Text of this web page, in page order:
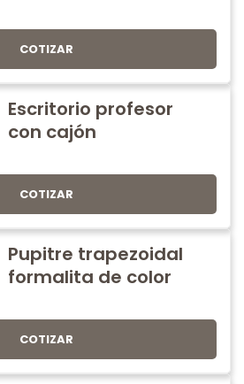
COTIZAR
Escritorio profesor
con cajón
COTIZAR
Pupitre trapezoidal
formalita de color
COTIZAR